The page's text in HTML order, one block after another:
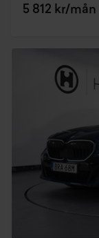
5 812 kr/mån